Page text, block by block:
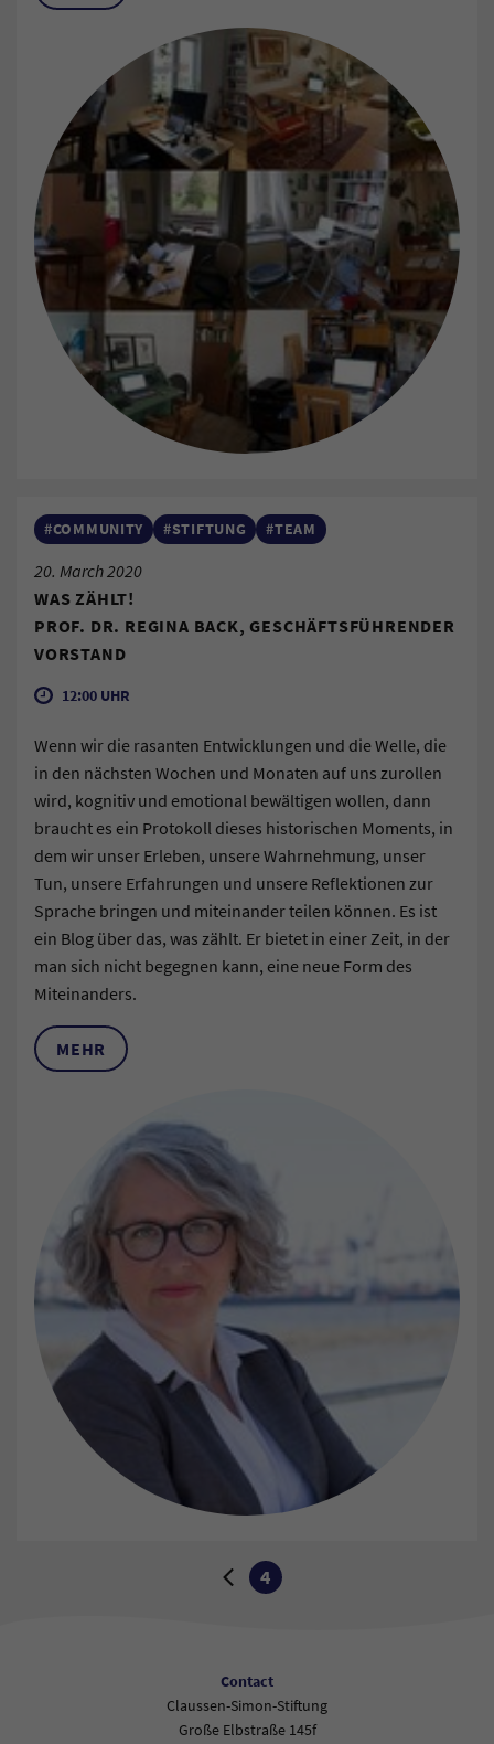
#COMMUNITY #STIFTUNG #TEAM
20. March 2020
WAS ZÄHLT!
PROF. DR. REGINA BACK, GESCHÄFTSFÜHRENDER
VORSTAND
12:00 UHR
Wenn wir die rasanten Entwicklungen und die Welle, die
in den nächsten Wochen und Monaten auf uns zurollen
wird, kognitiv und emotional bewältigen wollen, dann
braucht es ein Protokoll dieses historischen Moments, in
dem wir unser Erleben, unsere Wahrnehmung, unser
Tun, unsere Erfahrungen und unsere Reflektionen zur
Sprache bringen und miteinander teilen können. Es ist
ein Blog über das, was zählt. Er bietet in einer Zeit, in der
man sich nicht begegnen kann, eine neue Form des
Miteinanders.
MEHR
Wechseln Sie zur nächsten oder vorherigen Seite:
Zur vorherigen Seite
Aktuelle Seite:
4
Contact
Claussen-Simon-Stiftung
Große Elbstraße 145f